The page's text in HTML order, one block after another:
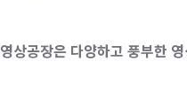
영상공장은 다양하고 풍부한